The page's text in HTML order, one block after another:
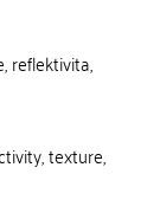
reflektivita,
texture,